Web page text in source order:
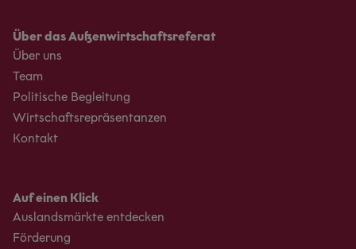
Über das Außenwirtschaftsreferat
Über uns
Team
Politische Begleitung
Wirtschaftsrepräsentanzen
Kontakt
Auf einen Klick
Auslandsmärkte entdecken
Förderung